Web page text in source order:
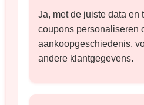
Ja, met de juiste data en
coupons personaliseren
aankoopgeschiedenis,
andere klantgegevens.